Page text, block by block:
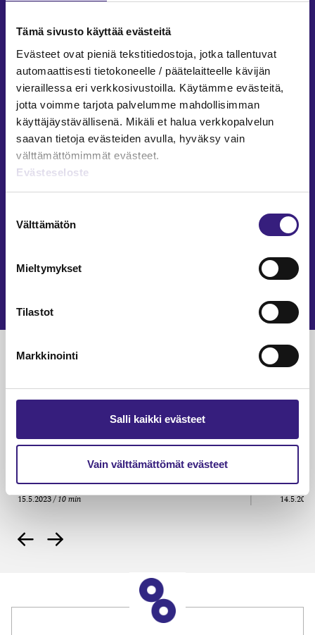
Tämä sivusto käyttää evästeitä
Evästeet ovat pieniä tekstitiedostoja, jotka tallentuvat
automaattisesti tietokoneelle / päätelaitteelle kävijän
vieraillessa eri verkkosivustoilla. Käytämme evästeitä,
jotta voimme tarjota palvelumme mahdollisimman
käyttäjäystävällisenä. Mikäli et halua verkkopalvelun
saavan tietoja evästeiden avulla, hyväksy vain
välttämättömimmät evästeet.
Evästeseloste
valinta
Välttämätön
Mieltymykset
Tilastot
Markkinointi
Salli kaikki evästeet
Vain välttämättömät evästeet
hyvinvointialueiden kirjanpidosta ja
taloudesta
Pasi Leppänen
ARVONMÄÄRITYS
TE-palvelut vaikuttavat
tilinpäätöksiin
Pasi Leppänen
14.1.2026 4 min
KILA 149/2025: Kunnan sijoitusten
toteuttavaan hankeyhtiöön
Luetuimmat
VEROTUS
Kulu­veloitukset arvon­lisä­
verotuksessa – omien kulujen
veloitus, kulujen edelleen­
veloitus ja läpi­laskutus
15.5.2023 10 min
14.5.2021